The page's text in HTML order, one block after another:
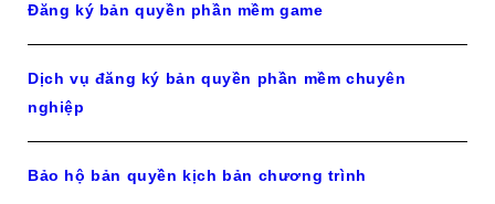
Đăng ký bản quyền phần mềm game
Dịch vụ đăng ký bản quyền phần mềm chuyên
nghiệp
Bảo hộ bản quyền kịch bản chương trình